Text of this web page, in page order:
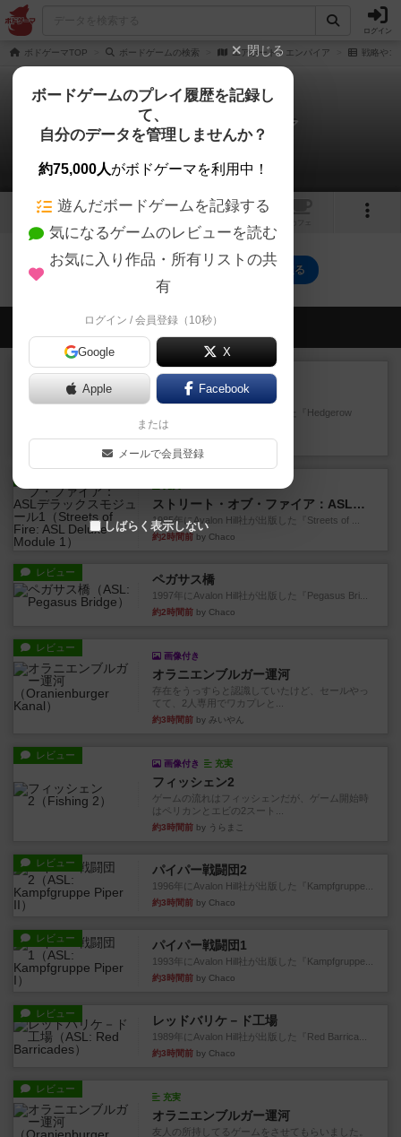
ログイン
ボドゲーマTOP ボードゲームの検索 エアポート・エンパイア 戦略やコ
エアポート・エンパイア
0件の戦略やコツ
1
エアポート・エンパイアのトップに戻る
会員の新しい投稿
レビュー
ヘッジロウ・ヘル
1987年にAvalon Hill社が出版した『Hedgerow
He...
約2時間前by Chaco
ストリート・オブ・ファイア：ASLデラックスモジュール1
1985年にAvalon Hill社が出版した『Streets of ...
約2時間前 by Chaco
レビュー ペガサス橋
1997年にAvalon Hill社が出版した『Pegasus Bri...
約2時間前 by Chaco
レビュー
画像付き
オラニエンブルガー運河
存在をうっすらと認識していたけど、セールやっ
てて、2人専用でワカプレと...
約3時間前 by みいやん
レビュー
画像付き 充実
フィッシェン2
ゲームの流れはフィッシェンだが、ゲーム開始時
はペリカンとエビの2スート...
約3時間前 by うらまこ
レビュー パイパー戦闘団2
1996年にAvalon Hill社が出版した『Kampfgruppe...
約3時間前 by Chaco
レビュー パイパー戦闘団1
1993年にAvalon Hill社が出版した『Kampfgruppe...
約3時間前 by Chaco
レビュー レッドバリケ－ド工場
1989年にAvalon Hill社が出版した『Red Barrica...
約3時間前 by Chaco
レビュー
充実
オラニエンブルガー運河
友人の所持してるゲームをさせてもらいました。
閉じる
ボードゲームのプレイ履歴を記録し
て、
自分のデータを管理しませんか？
約75,000人がボドゲーマを利用中！
遊んだボードゲームを記録する
気になるゲームのレビューを読む
お気に入り作品・所有リストの共
有
ログイン / 会員登録（10秒）
Google X
Apple Facebook
または
メールで会員登録
しばらく表示しない